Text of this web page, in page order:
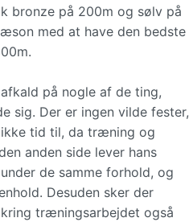
bronze på 200m og sølv på
med at have den bedste
på nogle af de ting,
sig. Der er ingen vilde fester,
tid til, da træning og
anden side lever hans
de samme forhold, og
Desuden sker der
træningsarbejdet også